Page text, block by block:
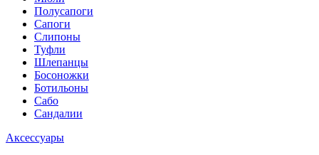
Полусапоги
Сапоги
Слипоны
Туфли
Шлепанцы
Босоножки
Ботильоны
Сабо
Сандалии
Аксессуары